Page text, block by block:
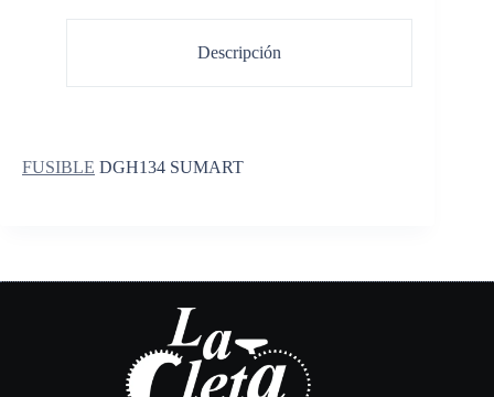
Descripción
FUSIBLE DGH134 SUMART